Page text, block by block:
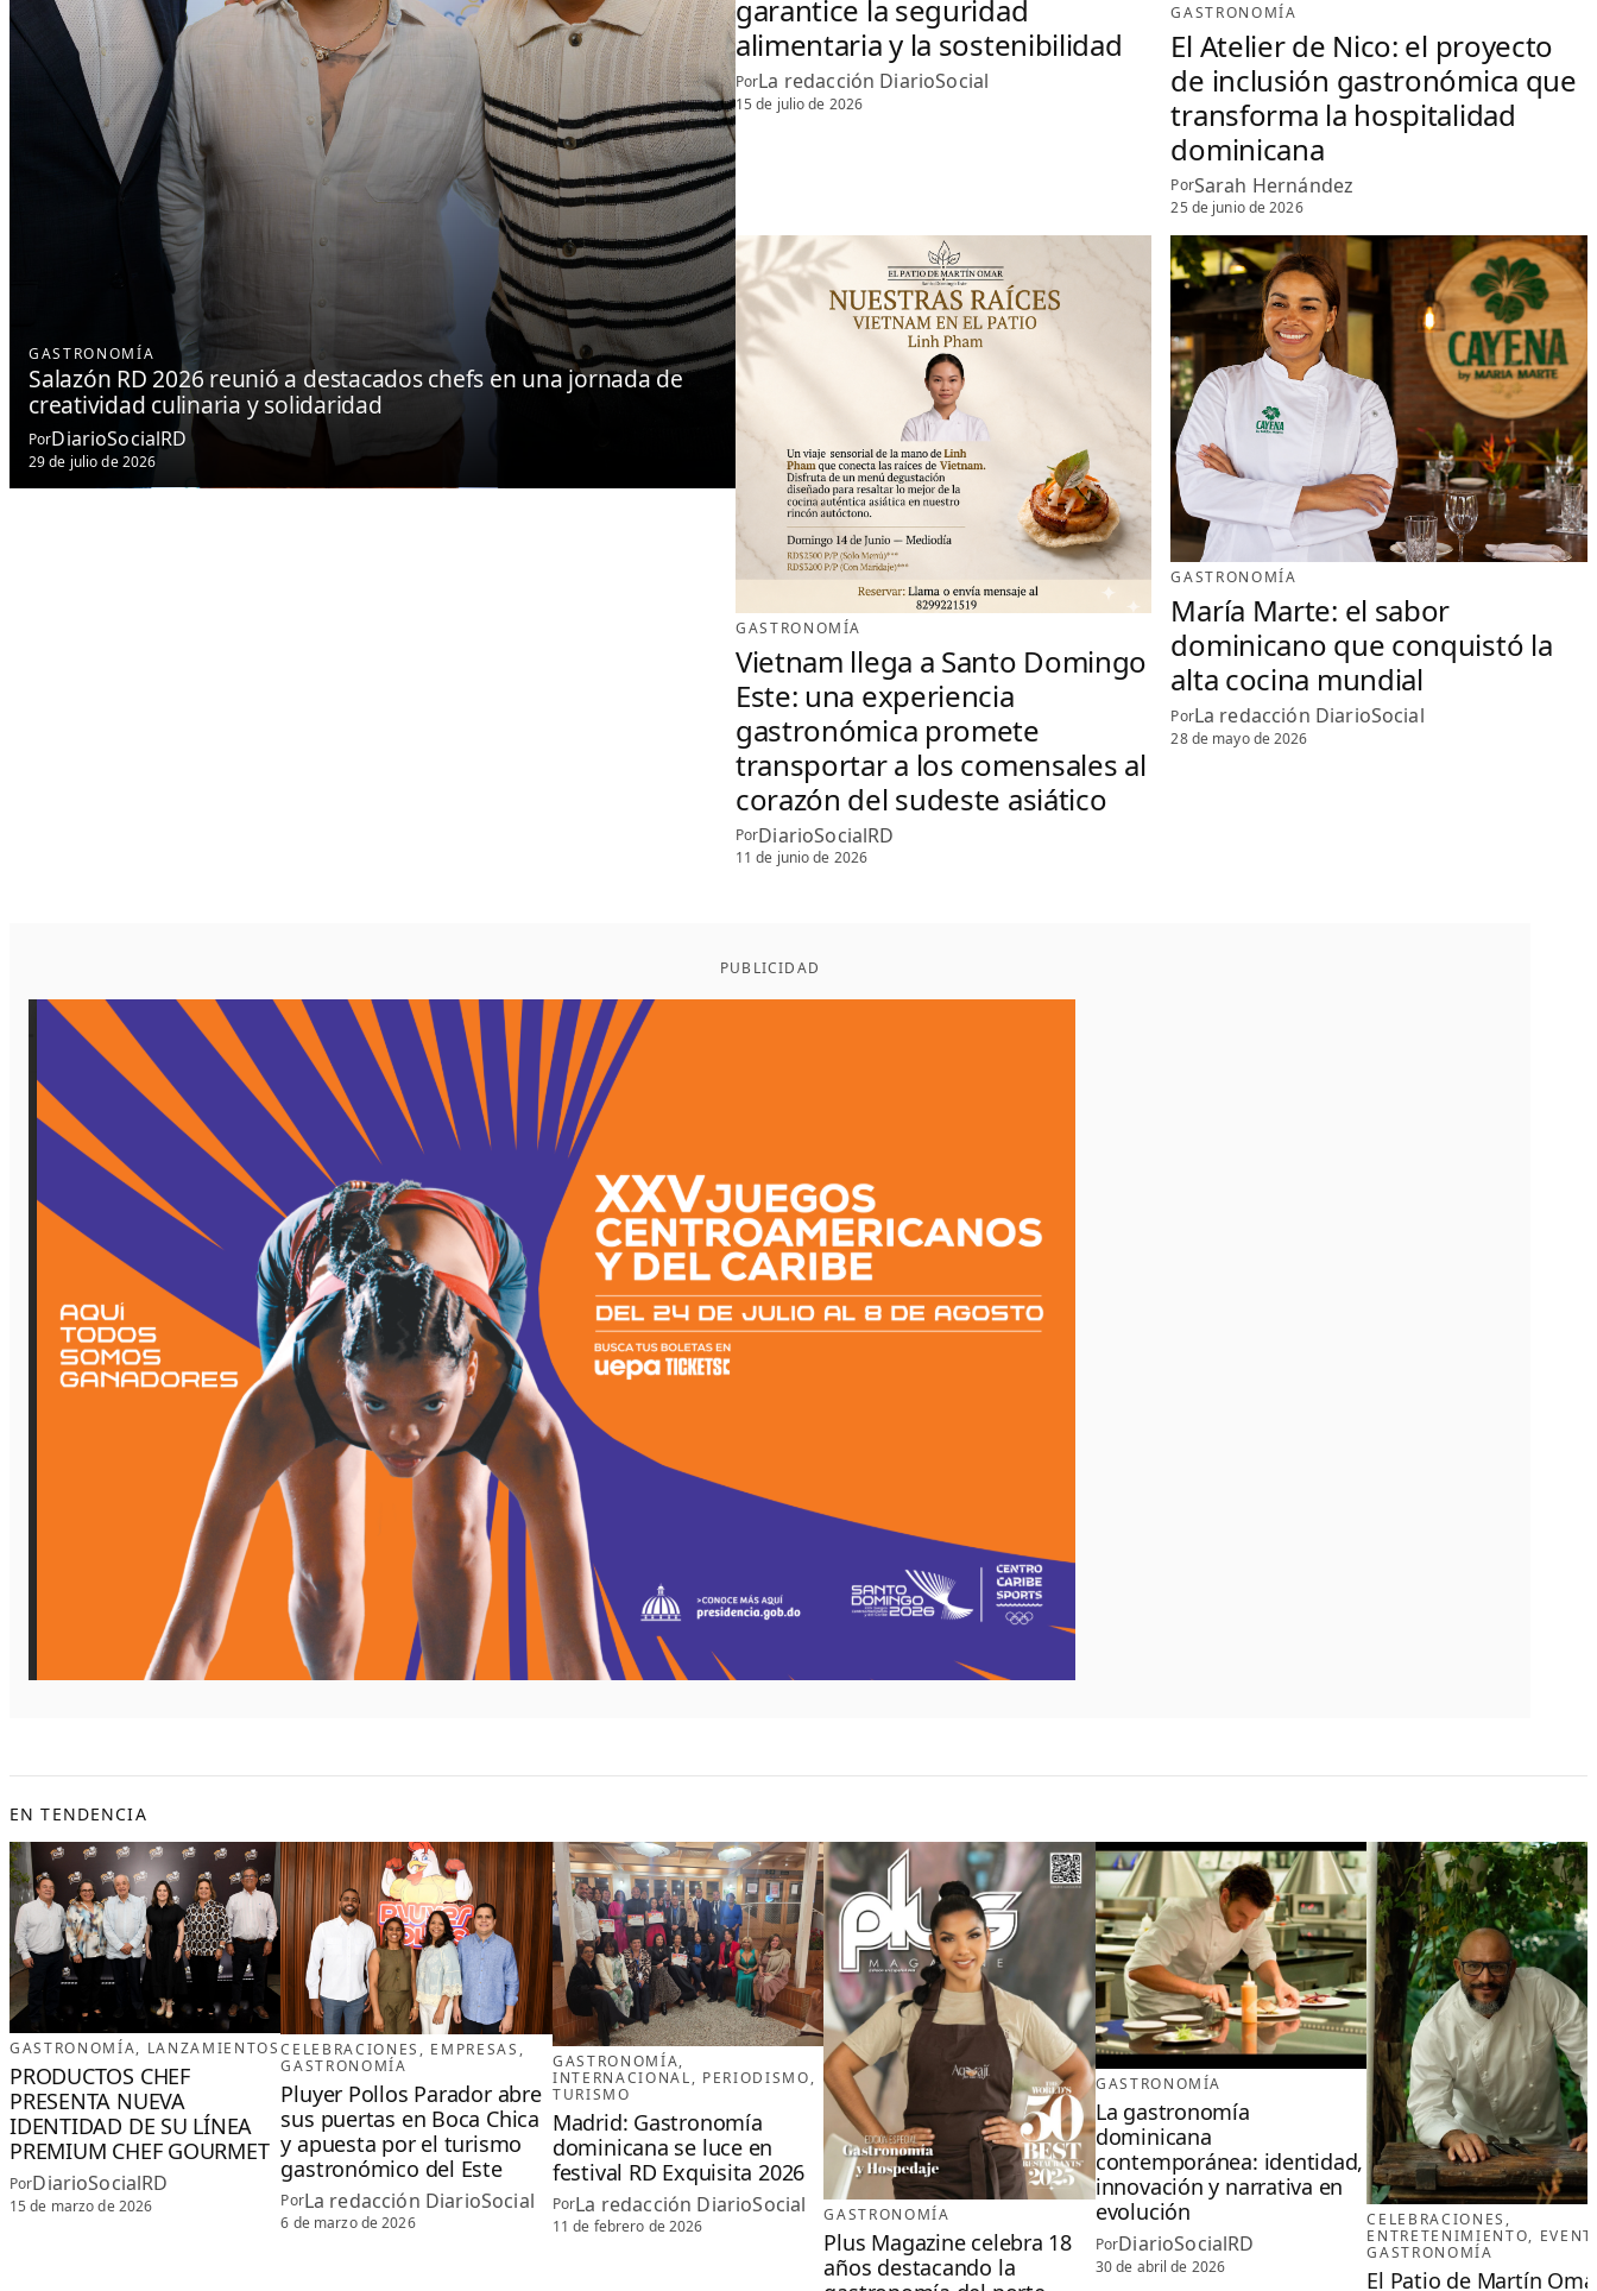
GASTRONOMÍA
Salazón RD 2026 reunió a destacados chefs en una jornada de
creatividad culinaria y solidaridad
PorDiarioSocialRD
29 de julio de 2026
garantice la seguridad
alimentaria y la sostenibilidad
PorLa redacción DiarioSocial
15 de julio de 2026
GASTRONOMÍA
El Atelier de Nico: el proyecto
de inclusión gastronómica que
transforma la hospitalidad
dominicana
PorSarah Hernández
25 de junio de 2026
GASTRONOMÍA
Vietnam llega a Santo Domingo
Este: una experiencia
gastronómica promete
transportar a los comensales al
corazón del sudeste asiático
PorDiarioSocialRD
11 de junio de 2026
GASTRONOMÍA
María Marte: el sabor
dominicano que conquistó la
alta cocina mundial
PorLa redacción DiarioSocial
28 de mayo de 2026
PUBLICIDAD
EN TENDENCIA
GASTRONOMÍA, LANZAMIENTOS
PRODUCTOS CHEF
PRESENTA NUEVA
IDENTIDAD DE SU LÍNEA
PREMIUM CHEF GOURMET
PorDiarioSocialRD
15 de marzo de 2026
CELEBRACIONES , EMPRESAS
GASTRONOMÍA
Pluyer Pollos Parador abre
sus puertas en Boca Chica
y apuesta por el turismo
gastronómico del Este
PorLa redacción DiarioSocial
6 de marzo de 2026
GASTRONOMÍA
INTERNACIONAL, PERIODISMO
TURISMO
Madrid: Gastronomía
dominicana se luce en
festival RD Exquisita 2026
PorLa redacción DiarioSocial
11 de febrero de 2026
GASTRONOMÍA
Plus Magazine celebra 18
años destacando la
GASTRONOMÍA
La gastronomía
dominicana
contemporánea: identidad,
innovación y narrativa en
evolución
PorDiarioSocialRD
30 de abril de 2026
CELEBRACIONES
ENTRETENIMIENTO,
GASTRONOMÍA
El Patio de Martín